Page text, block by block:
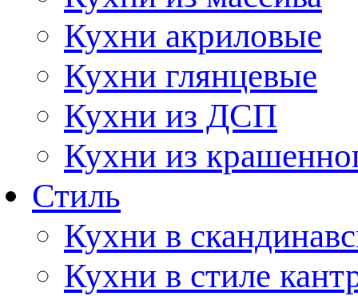
Кухни акриловые
Кухни глянцевые
Кухни из ДСП
Кухни из
Стиль
Кухни в
Кухни в стиле